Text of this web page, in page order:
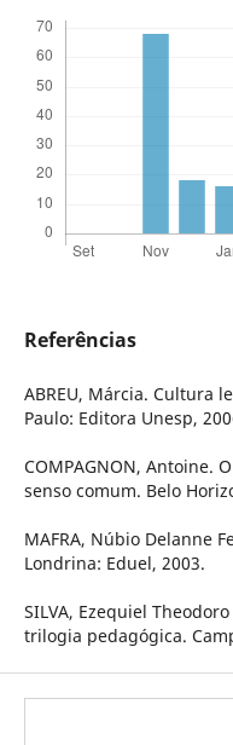
Referências
ABREU, Márcia. Cultura
Paulo: Editora Unesp,
COMPAGNON, Antoine.
senso comum. Belo
MAFRA, Núbio Delanne
Londrina: Eduel, 2003.
SILVA, Ezequiel
trilogia pedagógica.